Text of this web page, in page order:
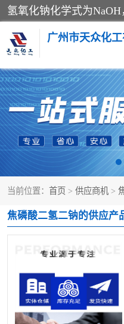
广州市天众化
当前位置： 首页 > 供应商机 >
焦磷酸二氢二钠的供应产
亚硝酸钠
纯碱
草酸
聚合氯化铝
焦亚硫酸钠
聚丙烯酰胺
磷酸氢二钠